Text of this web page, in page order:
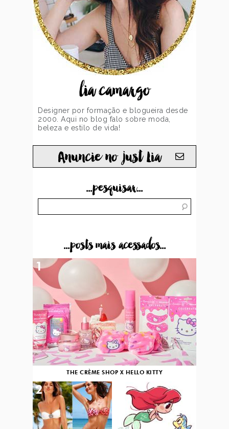
lia camargo
Designer por formação e blogueira desde
2000. Aqui no blog falo sobre moda,
beleza e estilo de vida!
Anuncie no just Lia
...pesquisar...
...posts mais acessados...
THE CRÈME SHOP X HELLO KITTY
1
2 3